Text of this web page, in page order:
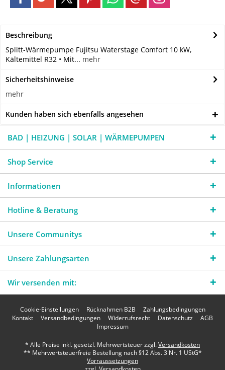
Beschreibung
Splitt-Wärmepumpe Fujitsu Waterstage Comfort 10 kW,
Kältemittel R32 • Mit... mehr
Sicherheitshinweise
mehr
Kunden haben sich ebenfalls angesehen
BAD | HEIZUNG | SOLAR | WÄRMEPUMPEN
Shop Service
Informationen
Hotline & Beratung
Unsere Communitys
Unsere Zahlungsarten
Wir versenden mit:
Cookie-Einstellungen Rücknahmen B2B
Zahlungsbedingungen
Kontakt
Versandbedingungen Widerrufsrecht Datenschutz
AGB
Impressum
* Alle Preise inkl. gesetzl. Mehrwertsteuer zzgl.Versandkosten
** Mehrwertsteuerfreie Bestellung nach §12 Abs. 3 Nr. 1 UStG*
Vorraussetzungen